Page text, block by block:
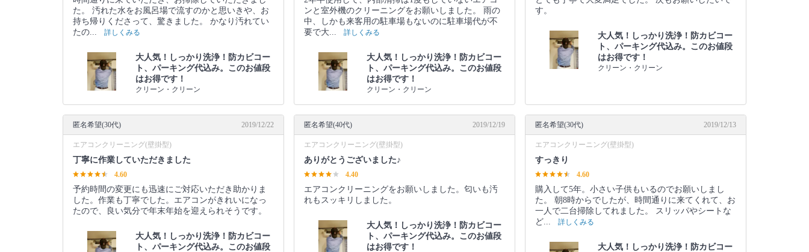
た。 汚れた水をお風呂場で流すのかと思いきや、お
持ち帰りくださって、驚きました。 かなり汚れてい
たの...
詳しくみる
大人気！しっかり洗浄！防カビコー
ト、パーキング代込み。このお値段
はお得です！
クリーン・クリーン
ンと室外機のクリーニングをお願いしました。 雨の
中、しかも来客用の駐車場もないのに駐車場代が不
要で大...
詳しくみる
大人気！しっかり洗浄！防カビコー
ト、パーキング代込み。このお値段
はお得です！
クリーン・クリーン
す。
大人気！しっかり洗浄！防カビコー
ト、パーキング代込み。このお値段
はお得です！
クリーン・クリーン
匿名希望(30代) 2019/12/22
エアコンクリーニング(壁掛型)
丁寧に作業していただきました
4.60
予約時間の変更にも迅速にご対応いただき助かりま
した。作業も丁寧でした。エアコンがきれいになっ
たので、良い気分で年末年始を迎えられそうです。
大人気！しっかり洗浄！防カビコー
ト、パーキング代込み。このお値段
匿名希望(40代) 2019/12/19
エアコンクリーニング(壁掛型)
ありがとうございました♪
4.40
エアコンクリーニングをお願いしました。匂いも汚
れもスッキリしました。
大人気！しっかり洗浄！防カビコー
ト、パーキング代込み。このお値段
はお得です！
匿名希望(30代) 2019/12/13
エアコンクリーニング(壁掛型)
すっきり
4.60
購入して5年。小さい子供もいるのでお願いしまし
た。 朝8時からでしたが、時間通りに来てくれて、お
一人で二台掃除してれました。 スリッパやシートな
ど...
詳しくみる
大人気！しっかり洗浄！防カビコー